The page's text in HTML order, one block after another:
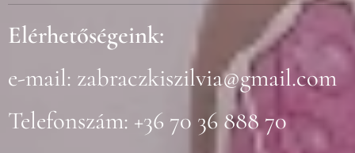
Elérhetőségeink:
e-mail: zabraczkiszilvia@gmail.com
Telefonszám: +36 70 36 888 70